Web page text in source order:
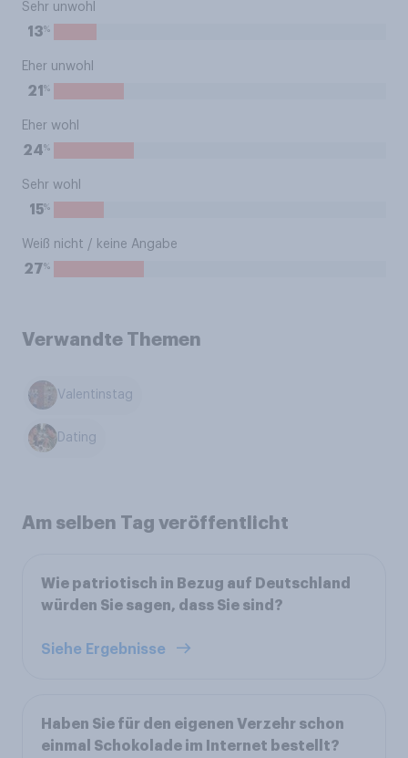
Sehr unwohl
13%
Eher unwohl
21 %
Eher wohl
24%
Sehr wohl
15%
Weiß nicht / keine Angabe
27%
Verwandte Themen
Valentinstag
Dating
Am selben Tag veröffentlicht
Wie patriotisch in Bezug auf Deutschland
würden Sie sagen, dass Sie sind?
Siehe Ergebnisse
Haben Sie für den eigenen Verzehr schon
einmal Schokolade im Internet bestellt?